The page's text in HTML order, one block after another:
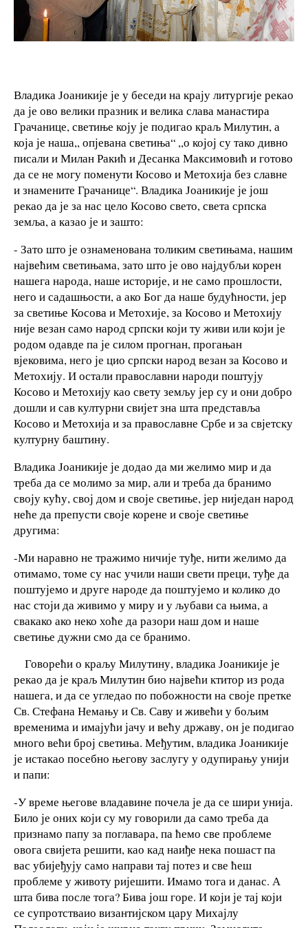
Владика Јоаникије је у беседи на крају литургије рекао
да је ово велики празник и велика слава манастира
Грачанице, светиње коју је подигао краљ Милутин, а
која је наша,, опјевана светиња“ ,,о којој су тако дивно
писали и Милан Ракић и Десанка Максимовић и готово
да се не могу поменути Косово и Метохија без славне
и знамените Грачанице“. Владика Јоаникије је још
рекао да је за нас цело Косово свето, света српска
земља, а казао је и зашто:
- Зато што је ознаменована толиким светињама, нашим
највећим светињама, зато што је ово најдубљи корен
нашега народа, наше историје, и не само прошлости,
него и садашњости, а ако Бог да наше будућности, јер
за светиње Косова и Метохије, за Косово и Метохију
није везан само народ српски који ту живи или који је
родом одавде па је силом прогнан, прогањан
вјековима, него је цио српски народ везан за Косово и
Метохију. И остали православни народи поштују
Косово и Метохију као свету земљу јер су и они добро
дошли и сав културни свијет зна шта представља
Косово и Метохија и за православне Србе и за свјетску
културну баштину.
Владика Јоаникије је додао да ми желимо мир и да
треба да се молимо за мир, али и треба да бранимо
своју кућу, свој дом и своје светиње, јер ниједан народ
неће да препусти своје корене и своје светиње
другима:
-Ми наравно не тражимо ничије туђе, нити желимо да
отимамо, томе су нас учили наши свети преци, туђе да
поштујемо и друге народе да поштујемо и колико до
нас стоји да живимо у миру и у љубави са њима, а
свакако ако неко хоће да разори наш дом и наше
светиње дужни смо да се бранимо.
Говорећи о краљу Милутину, владика Јоаникије је
рекао да је краљ Милутин био највећи ктитор из рода
нашега, и да се угледао по побожности на своје претке
Св. Стефана Немању и Св. Саву и живећи у бољим
временима и имајући јачу и већу државу, он је подигао
много већи број светиња. Међутим, владика Јоаникије
је истакао посебно његову заслугу у одупирању унији
и папи:
-У време његове владавине почела је да се шири унија.
Било је оних који су му говорили да само треба да
признамо папу за поглавара, па ћемо све проблеме
овога свијета решити, као кад наиђе нека пошаст па
вас убијеђују само направи тај потез и све ћеш
проблеме у животу ријешити. Имамо тога и данас. А
шта бива после тога? Бива још горе. И који је тај који
се супротстваио византијском цару Михајлу